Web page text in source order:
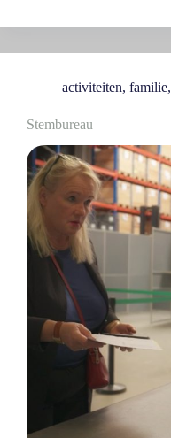
activiteiten, familie,
Stembureau